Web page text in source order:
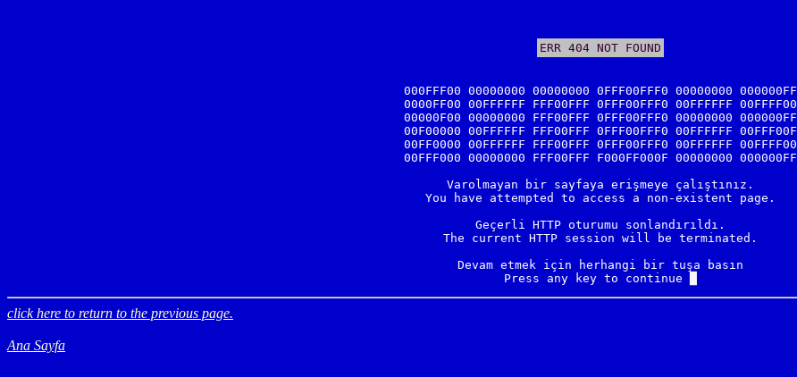
ERR 404 NOT FOUND
000FFF00 00000000 00000000 0FFF00FFF0 00000000 000000FF
0000FF00 00FFFFFF FFF00FFF 0FFF00FFF0 00FFFFFF 00FFFF00
00000F00 00000000 FFF00FFF 0FFF00FFF0 00000000 000000FF
00F00000 00FFFFFF FFF00FFF 0FFF00FFF0 00FFFFFF 00FFF00F
00FF0000 00FFFFFF FFF00FFF 0FFF00FFF0 00FFFFFF 00FFFF00
00FFF000 00000000 FFF00FFF F000FF000F 00000000 000000FF
Varolmayan bir sayfaya erişmeye çalıştınız.
You have attempted to access a non-existent page.
Geçerli HTTP oturumu sonlandırıldı.
The current HTTP session will be terminated.
Devam etmek için herhangi bir tuşa basın
Press any key to continue
click here to return to the previous page.
Ana Sayfa